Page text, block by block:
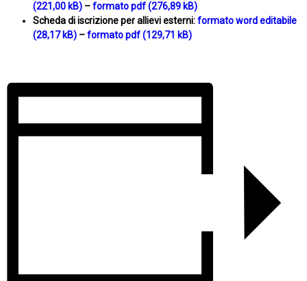
–formato pdf
Scheda di iscrizione per allievi esterni:formato word editabile
–formato pdf